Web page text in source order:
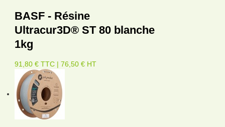
BASF - Résine
Ultracur3D® ST 80 blanche
1kg
91,80 € TTC | 76,50 € HT